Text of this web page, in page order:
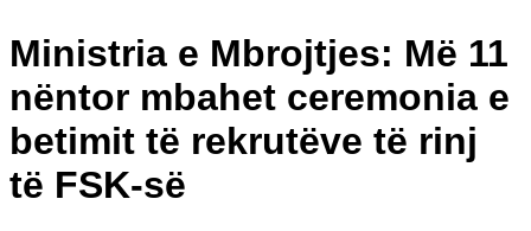
Ministria e Mbrojtjes: Më 11
nëntor mbahet ceremonia e
betimit të rekrutëve të rinj
të FSK-së